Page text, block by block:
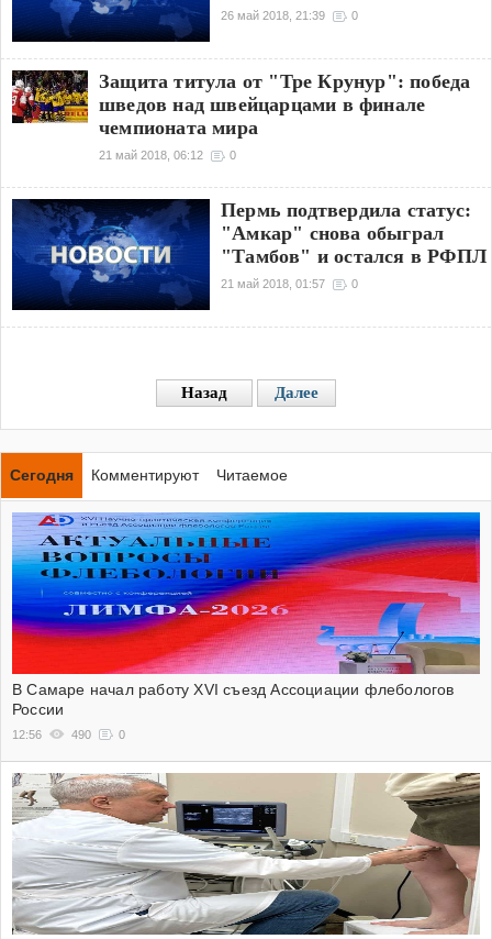
26 май 2018, 21:39 0
Защита титула от "Тре Крунур": победа
шведов над швейцарцами в финале
чемпионата мира
21 май 2018, 06:12 0
Пермь подтвердила статус:
"Амкар" снова обыграл
"Тамбов" и остался в РФПЛ
21 май 2018, 01:57 0
Назад Далее
Сегодня Комментируют Читаемое
В Самаре начал работу XVI съезд Ассоциации флебологов
России
12:56 490 0